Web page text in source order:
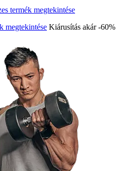
megtekintése Kiárusítás akár -60%